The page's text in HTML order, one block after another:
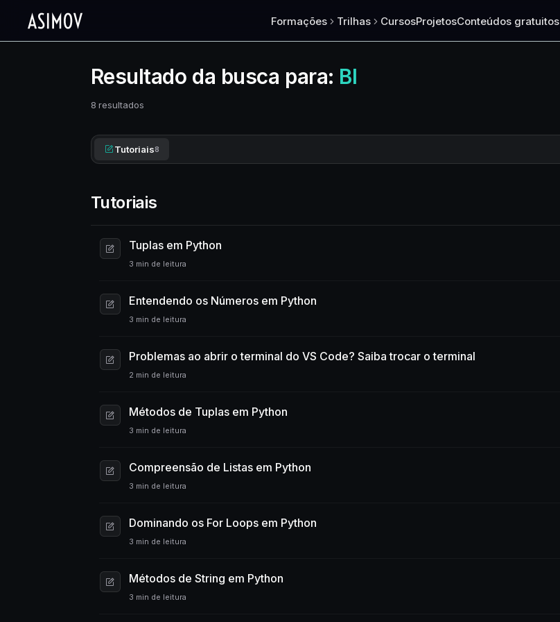
Formações Trilhas CursosProjetosConteúdos gratuitos
Resultado da busca para: BI
8 resultados
Tutoriais8
Tutoriais
Tuplas em Python
3 min de leitura
Entendendo os Números em Python
3 min de leitura
Problemas ao abrir o terminal do VS Code? Saiba trocar o terminal
2 min de leitura
Métodos de Tuplas em Python
3 min de leitura
Compreensão de Listas em Python
3 min de leitura
Dominando os For Loops em Python
3 min de leitura
Métodos de String em Python
3 min de leitura